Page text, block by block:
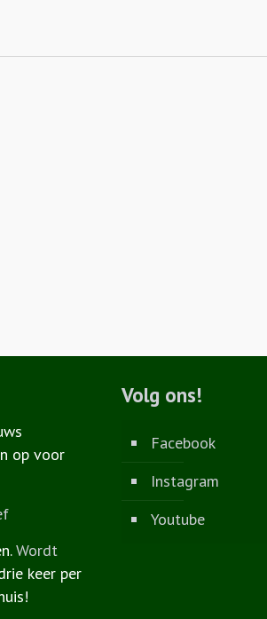
op voor
Wordt
keer per
Volg ons!
Facebook
Instagram
Youtube